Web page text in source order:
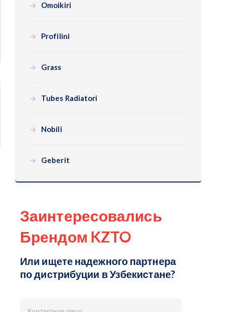
Omoikiri
Profilini
Grass
Tubes Radiatori
Nobili
Geberit
Заинтересовались
Брендом KZTO
Или ищете надежного партнера
по дистрибуции в Узбекистане?